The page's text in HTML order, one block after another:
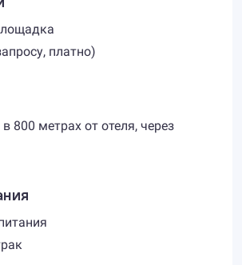
платно)
800 метрах от отеля, через